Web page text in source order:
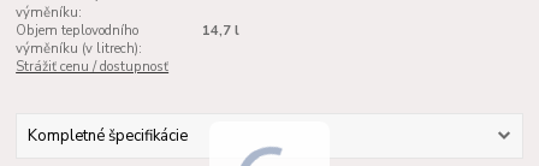
výměníku:
Objem teplovodního
výměníku (v litrech):
14,7 l
Strážiť cenu / dostupnosť
Kompletné špecifikácie